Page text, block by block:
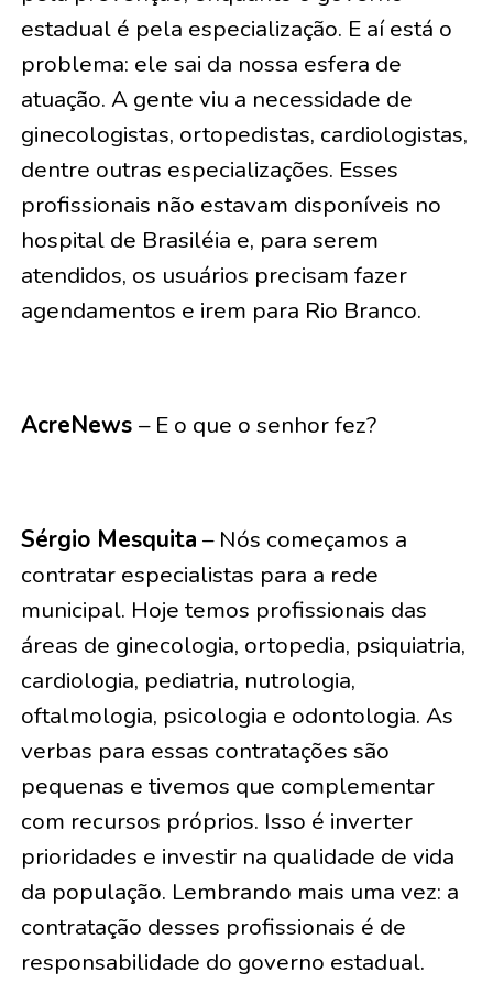
estadual é pela especialização. E aí está o
problema: ele sai da nossa esfera de
atuação. A gente viu a necessidade de
ginecologistas, ortopedistas, cardiologistas,
dentre outras especializações. Esses
profissionais não estavam disponíveis no
hospital de Brasiléia e, para serem
atendidos, os usuários precisam fazer
agendamentos e irem para Rio Branco.
AcreNews – E o que o senhor fez?
Sérgio Mesquita – Nós começamos a
contratar especialistas para a rede
municipal. Hoje temos profissionais das
áreas de ginecologia, ortopedia, psiquiatria,
cardiologia, pediatria, nutrologia,
oftalmologia, psicologia e odontologia. As
verbas para essas contratações são
pequenas e tivemos que complementar
com recursos próprios. Isso é inverter
prioridades e investir na qualidade de vida
da população. Lembrando mais uma vez: a
contratação desses profissionais é de
responsabilidade do governo estadual.